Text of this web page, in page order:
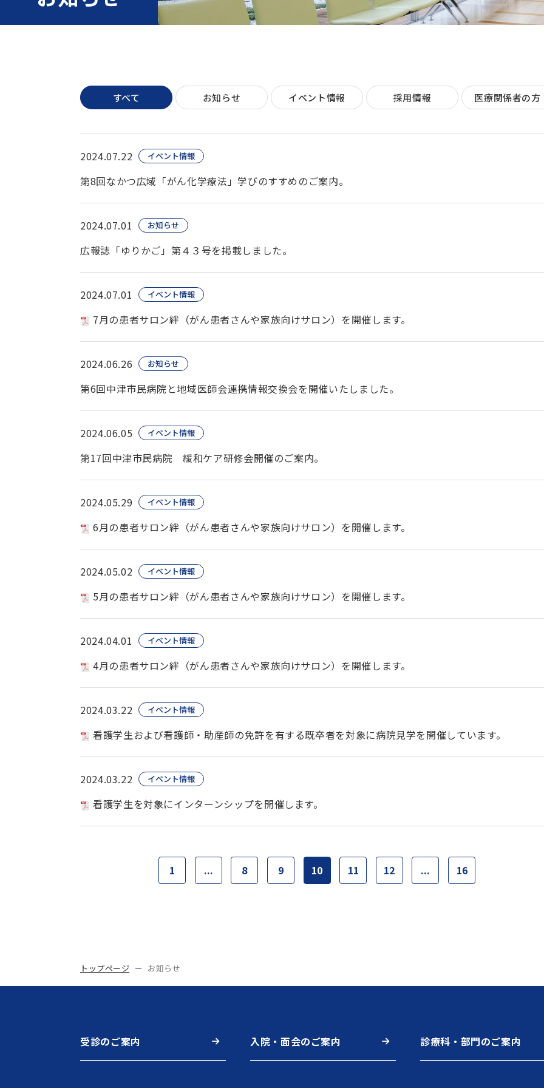
すべて お知らせ イベント情報 採用情報 医療関係者の方
2024.07.22 イベント情報
第8回なかつ広域「がん化学療法」学びのすすめのご案内。
2024.07.01 お知らせ
広報誌「ゆりかご」第４３号を掲載しました。
2024.07.01 イベント情報
7月の患者サロン絆（がん患者さんや家族向けサロン）を開催します。
2024.06.26 お知らせ
第6回中津市民病院と地域医師会連携情報交換会を開催いたしました。
2024.06.05 イベント情報
第17回中津市民病院 緩和ケア研修会開催のご案内。
2024.05.29 イベント情報
6月の患者サロン絆（がん患者さんや家族向けサロン）を開催します。
2024.05.02 イベント情報
5月の患者サロン絆（がん患者さんや家族向けサロン）を開催します。
2024.04.01 イベント情報
4月の患者サロン絆（がん患者さんや家族向けサロン）を開催します。
2024.03.22 イベント情報
看護学生および看護師・助産師の免許を有する既卒者を対象に病院見学を開催しています。
2024.03.22 イベント情報
看護学生を対象にインターンシップを開催します。
1 ... 8 9 10 11 12 ... 16
トップページ お知らせ
受診のご案内 入院・面会のご案内 診療科・部門のご案内